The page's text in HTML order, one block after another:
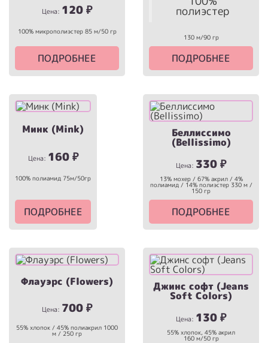
Цена: 120 ₽
100% микрополиэстер 85 м/50 гр
ПОДРОБНЕЕ
полиэстер
130 м/90 гр
ПОДРОБНЕЕ
Минк (Mink)
Цена: 160 ₽
100% полиамид 75м/50гр
ПОДРОБНЕЕ
Беллиссимо
(Bellissimo)
Цена: 330 ₽
13% мохер / 67% акрил / 4%
полиамид / 14% полиэстер 330 м /
150 гр
ПОДРОБНЕЕ
Флауэрс (Flowers)
Цена: 700 ₽
55% хлопок / 45% полиакрил 1000
м / 250 гр
Джинс софт (Jeans
Soft Colors)
Цена: 130 ₽
55% хлопок, 45% акрил
160 м/50 гр